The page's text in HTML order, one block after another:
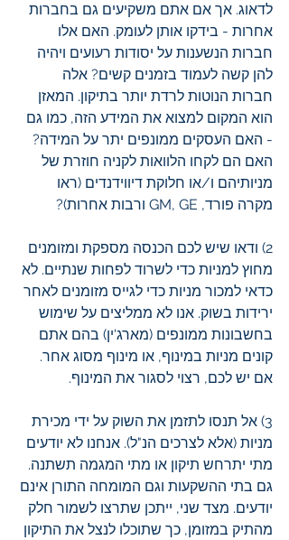
לדאוג. אך אם אתם משקיעים גם בחברות
אחרות - בידקו אותן לעומק. האם אלו
חברות הנשענות על יסודות רעועים ויהיה
להן קשה לעמוד בזמנים קשים? אלה
חברות הנוטות לרדת יותר בתיקון. המאזן
הוא המקום למצוא את המידע הזה, כמו גם
- האם העסקים ממונפים יתר על המידה?
האם הם לקחו הלוואות לקניה חוזרת של
מניותיהם ו/או חלוקת דיווידנדים (ראו
מקרה פורד, GM, GE ורבות אחרות)?
2) ודאו שיש לכם הכנסה מספקת ומזומנים
מחוץ למניות כדי לשרוד לפחות שנתיים. לא
כדאי למכור מניות כדי לגייס מזומנים לאחר
ירידות בשוק. אנו לא ממליצים על שימוש
בחשבונות ממונפים (מארג'ין) בהם אתם
קונים מניות במינוף, או מינוף מסוג אחר.
אם יש לכם, רצוי לסגור את המינוף.
3) אל תנסו לתזמן את השוק על ידי מכירת
מניות (אלא לצרכים הנ"ל). אנחנו לא יודעים
מתי יתרחש תיקון או מתי המגמה תשתנה.
גם בתי ההשקעות וגם המומחה התורן אינם
יודעים. מצד שני, ייתכן שתרצו לשמור חלק
מהתיק במזומן, כך שתוכלו לנצל את התיקון